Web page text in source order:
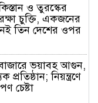
ও তুরস্কের
চুক্তি, একজনের
তিন দেশের ওপর
ভয়াবহ আগুন,
নিয়ন্ত্রণে
চেষ্টা